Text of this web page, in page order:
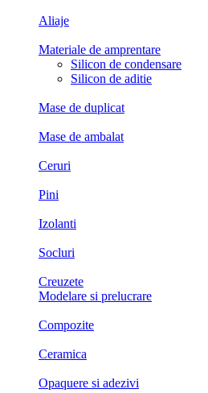
Aliaje
Materiale de amprentare
Silicon de condensare
Silicon de aditie
Mase de duplicat
Mase de ambalat
Ceruri
Pini
Izolanti
Socluri
Creuzete
Modelare si prelucrare
Compozite
Ceramica
Opaquere si adezivi